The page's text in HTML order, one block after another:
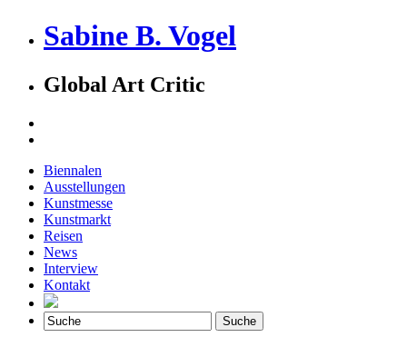
Sabine B. Vogel
Global Art Critic
Biennalen
Ausstellungen
Kunstmesse
Kunstmarkt
Reisen
News
Interview
Kontakt